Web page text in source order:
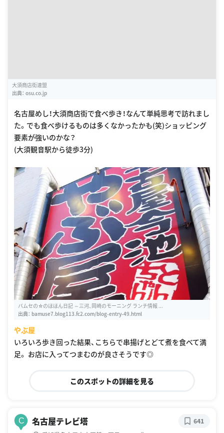
大須商店街連盟
出典： osu.co.jp
名古屋めし！大須商店街で食べ歩き！なんて単純思考で訪れまし
た。でも食べ歩けるものは多くなかったかも(笑)ショッピング
要素が強いのかな？
(大須観音駅から徒歩3分)
バムセの☆のほほん日記 ～三河、岡崎のモーニング ランチ情報 ...
出典： bamuse7.blog113.fc2.com/blog-entry-49.html
やぶ屋
いろいろ歩き回った結果、こちらで串揚げとどて煮を食べて満
足。 お店に入ってつまむのが良さそうです◎
このスポットの詳細を見る
C 名古屋テレビ塔 641